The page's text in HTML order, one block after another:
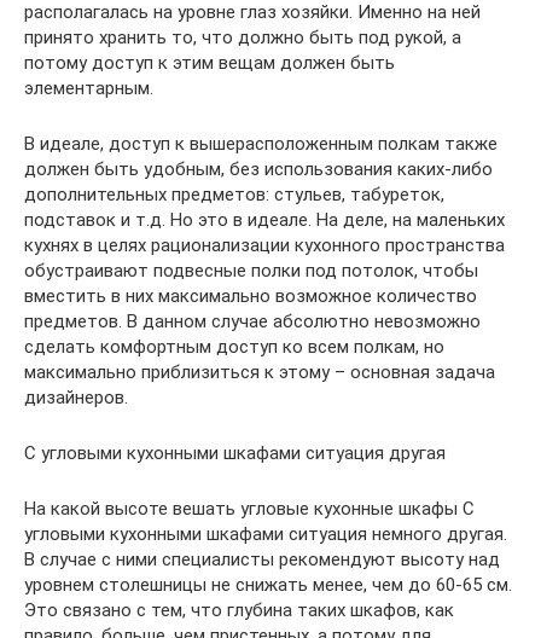
располагалась на уровне глаз хозяйки. Именно на ней
принято хранить то, что должно быть под рукой, а
потому доступ к этим вещам должен быть
элементарным.
В идеале, доступ к вышерасположенным полкам также
должен быть удобным, без использования каких-либо
дополнительных предметов: стульев, табуреток,
подставок и т.д. Но это в идеале. На деле, на маленьких
кухнях в целях рационализации кухонного пространства
обустраивают подвесные полки под потолок, чтобы
вместить в них максимально возможное количество
предметов. В данном случае абсолютно невозможно
сделать комфортным доступ ко всем полкам, но
максимально приблизиться к этому – основная задача
дизайнеров.
С угловыми кухонными шкафами ситуация другая
На какой высоте вешать угловые кухонные шкафы С
угловыми кухонными шкафами ситуация немного другая.
В случае с ними специалисты рекомендуют высоту над
уровнем столешницы не снижать менее, чем до 60-65 см.
Это связано с тем, что глубина таких шкафов, как